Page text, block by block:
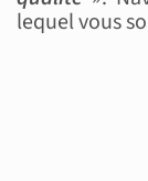
lequel vous